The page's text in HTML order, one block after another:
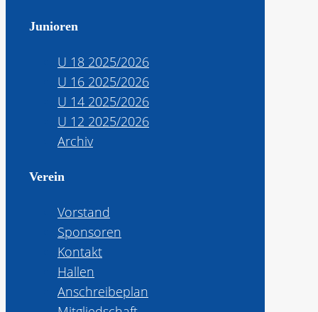
Junioren
U 18 2025/2026
U 16 2025/2026
U 14 2025/2026
U 12 2025/2026
Archiv
Verein
Vorstand
Sponsoren
Kontakt
Hallen
Anschreibeplan